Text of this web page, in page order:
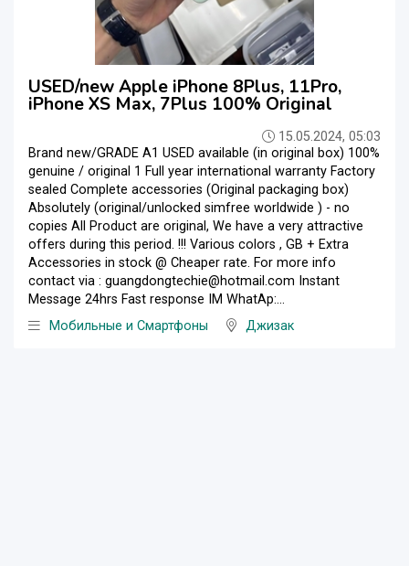
USED/new Apple iPhone 8Plus, 11Pro,
iPhone XS Max, 7Plus 100% Original
15.05.2024, 05:03
Brand new/GRADE A1 USED available (in original box) 100%
genuine / original 1 Full year international warranty Factory
sealed Complete accessories (Original packaging box)
Absolutely (original/unlocked simfree worldwide ) - no
copies All Product are original, We have a very attractive
offers during this period. !!! Various colors , GB + Extra
Accessories in stock @ Cheaper rate. For more info
contact via : guangdongtechie@hotmail.com Instant
Message 24hrs Fast response IM WhatAp:...
Мобильные и Смартфоны
Джизак